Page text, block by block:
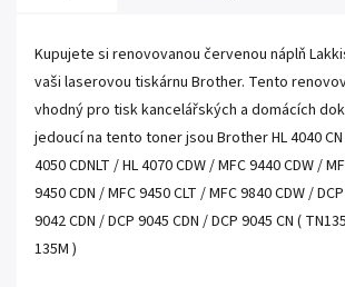
Kupujete si renovovanou červenou náplň
vaši laserovou tiskárnu Brother. Tento
vhodný pro tisk kancelářských a domácích
jedoucí na tento toner jsou Brother HL 4040 CN
4050 CDNLT / HL 4070 CDW / MFC 9440 CDW /
9450 CDN / MFC 9450 CLT / MFC 9840 CDW /
9042 CDN / DCP 9045 CDN / DCP 9045 CN (
135M )